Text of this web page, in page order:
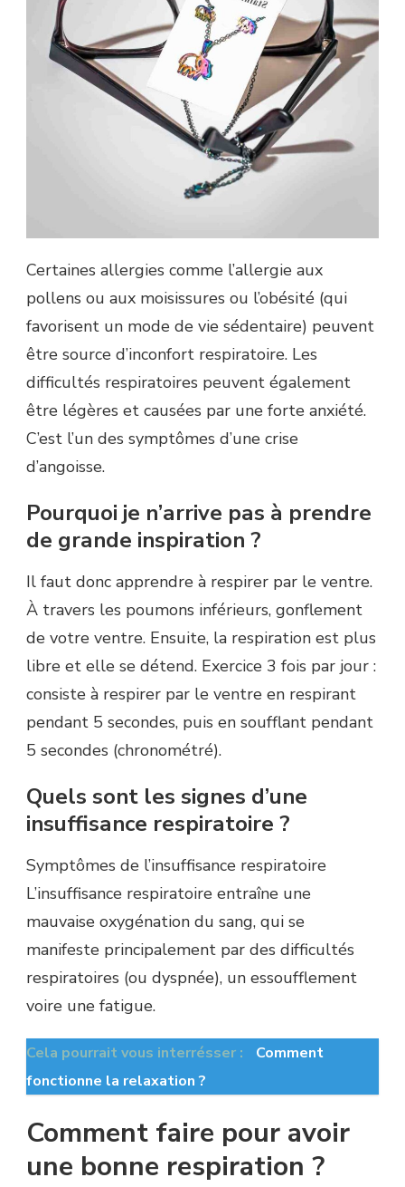
Certaines allergies comme l’allergie aux
pollens ou aux moisissures ou l’obésité (qui
favorisent un mode de vie sédentaire) peuvent
être source d’inconfort respiratoire. Les
difficultés respiratoires peuvent également
être légères et causées par une forte anxiété.
C’est l’un des symptômes d’une crise
d’angoisse.
Pourquoi je n’arrive pas à prendre
de grande inspiration ?
Il faut donc apprendre à respirer par le ventre.
À travers les poumons inférieurs, gonflement
de votre ventre. Ensuite, la respiration est plus
libre et elle se détend. Exercice 3 fois par jour :
consiste à respirer par le ventre en respirant
pendant 5 secondes, puis en soufflant pendant
5 secondes (chronométré).
Quels sont les signes d’une
insuffisance respiratoire ?
Symptômes de l’insuffisance respiratoire
L’insuffisance respiratoire entraîne une
mauvaise oxygénation du sang, qui se
manifeste principalement par des difficultés
respiratoires (ou dyspnée), un essoufflement
voire une fatigue.
Cela pourrait vous interrésser :
Comment
fonctionne la relaxation ?
Comment faire pour avoir
une bonne respiration ?